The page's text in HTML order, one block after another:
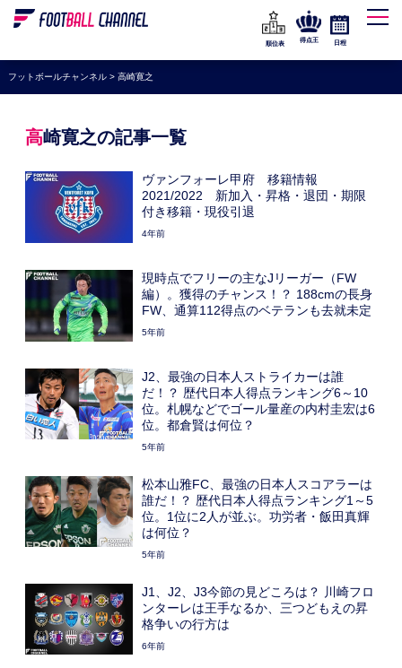
WEリーグ
海外サッカー
プレミアリーグ
ラ・リーガ
ブンデスリーガ
UEFA
高校サッカー
動画
順位表
得点王 日程
フットボールチャンネル> 高崎寛之
高崎寛之の記事一覧
ヴァンフォーレ甲府 移籍情報
2021/2022 新加入・昇格・退団・期限
付き移籍・現役引退
4年前
現時点でフリーの主なJリーガー（FW
編）。獲得のチャンス！？ 188cmの長身
FW、通算112得点のベテランも去就未定
5年前
J2、最強の日本人ストライカーは誰
だ！？ 歴代日本人得点ランキング6～10
位。札幌などでゴール量産の内村圭宏は6
位。都倉賢は何位？
5年前
松本山雅FC、最強の日本人スコアラーは
誰だ！？ 歴代日本人得点ランキング1～5
位。1位に2人が並ぶ。功労者・飯田真輝
は何位？
5年前
J1、J2、J3今節の見どころは？ 川崎フロ
ンターレは王手なるか、三つどもえの昇
格争いの行方は
6年前